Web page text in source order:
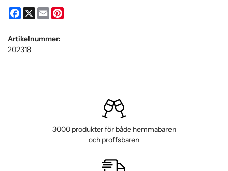
Facebook
X Email
Artikelnummer:
202318
3000 produkter för både hemmabaren
och proffsbaren